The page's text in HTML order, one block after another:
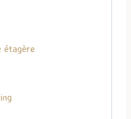
étagère